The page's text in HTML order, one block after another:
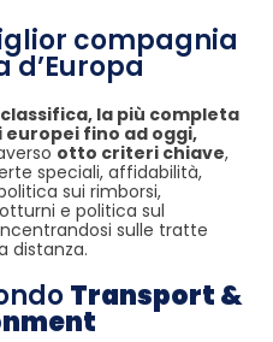
compagnia
la più completa
fino ad oggi,
otto criteri chiave,
speciali, affidabilità,
sui rimborsi,
e politica sul
sulle tratte
distanza.
Transport &